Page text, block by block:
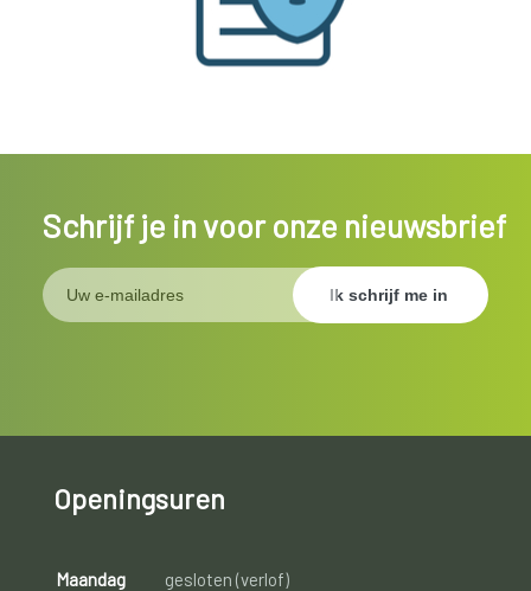
Schrijf je in voor onze nieuwsbrief
Openingsuren
Maandag
gesloten (verlof)